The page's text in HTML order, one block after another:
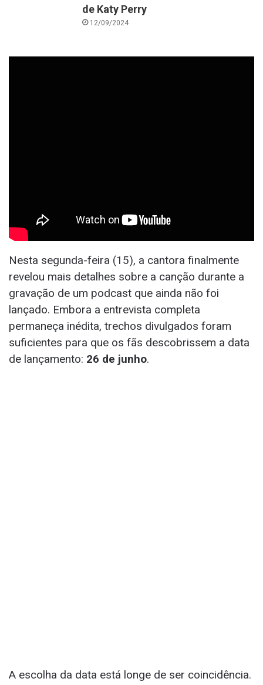
de Katy Perry
12/09/2024
Nesta segunda-feira (15), a cantora finalmente
revelou mais detalhes sobre a canção durante a
gravação de um podcast que ainda não foi
lançado. Embora a entrevista completa
permaneça inédita, trechos divulgados foram
suficientes para que os fãs descobrissem a data
de lançamento: 26 de junho.
A escolha da data está longe de ser coincidência.